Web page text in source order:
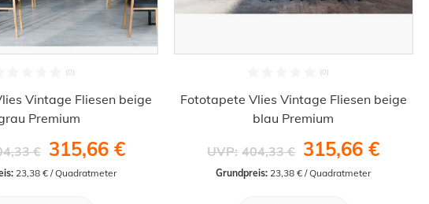
Vintage Fliesen beige
Premium
€ 315,66 €
23,38 € / Quadratmeter
Fototapete Vlies Vintage Fliesen beige
blau Premium
UVP: 404,33 € 315,66 €
Grundpreis: 23,38 € / Quadratmeter